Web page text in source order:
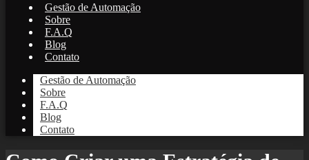
Gestão de Automação
Sobre
F.A.Q
Blog
Contato
Gestão de Automação
Sobre
F.A.Q
Blog
Contato